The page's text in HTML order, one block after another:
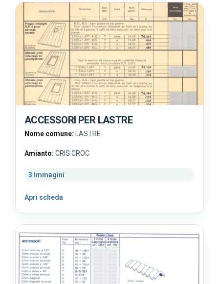
ACCESSORI PER LASTRE
Nome comune: LASTRE
Amianto: CRIS CROC
3 immagini
Apri scheda